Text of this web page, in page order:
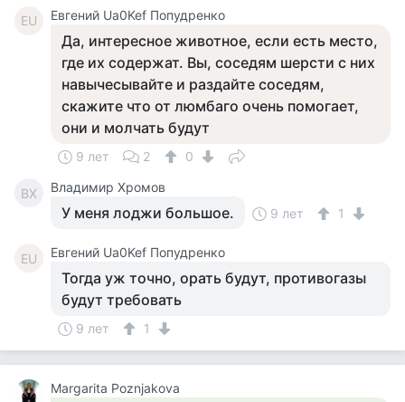
ЕU Евгений Ua0Kef Попудренко
Да, интересное животное, если есть место,
где их содержат. Вы, соседям шерсти с них
навычесывайте и раздайте соседям,
скажите что от люмбаго очень помогает,
они и молчать будут
9 лет 2 0
ВХ Владимир Хромов
У меня лоджи большое. 9 лет 1
ЕU Евгений Ua0Kef Попудренко
Тогда уж точно, орать будут, противогазы
будут требовать
9 лет 1
Margarita Poznjakova